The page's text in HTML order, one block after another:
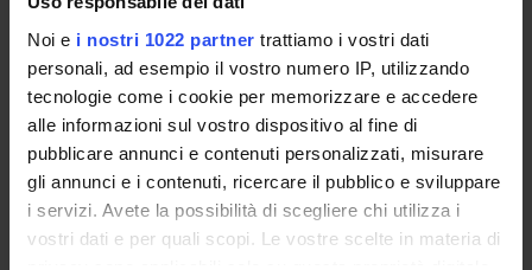
Noi e i nostri 1022 partner trattiamo i vostri dati
personali, ad esempio il vostro numero IP, utilizzando
tecnologie come i cookie per memorizzare e accedere
alle informazioni sul vostro dispositivo al fine di
pubblicare annunci e contenuti personalizzati, misurare
gli annunci e i contenuti, ricercare il pubblico e sviluppare
i servizi. Avete la possibilità di scegliere chi utilizza i
vostri dati e per quali scopi. Le vostre scelte in materia di
psicologiche; AREA MIN. 12 - Scienze giuridiche
Categoria prevalente
Organizzazione di concerti, spettacoli teatrali, rassegne
cinematografiche, eventi sportivi, mostre, esposizioni e altri
eventi di pubblica utilità aperti alla comunità:
Organizzazione di concerti, spettacoli teatrali, rassegne
cinematografiche, eventi sportivi, mostre, esposizioni e altri
eventi di pubblica utilità aperti alla comunità